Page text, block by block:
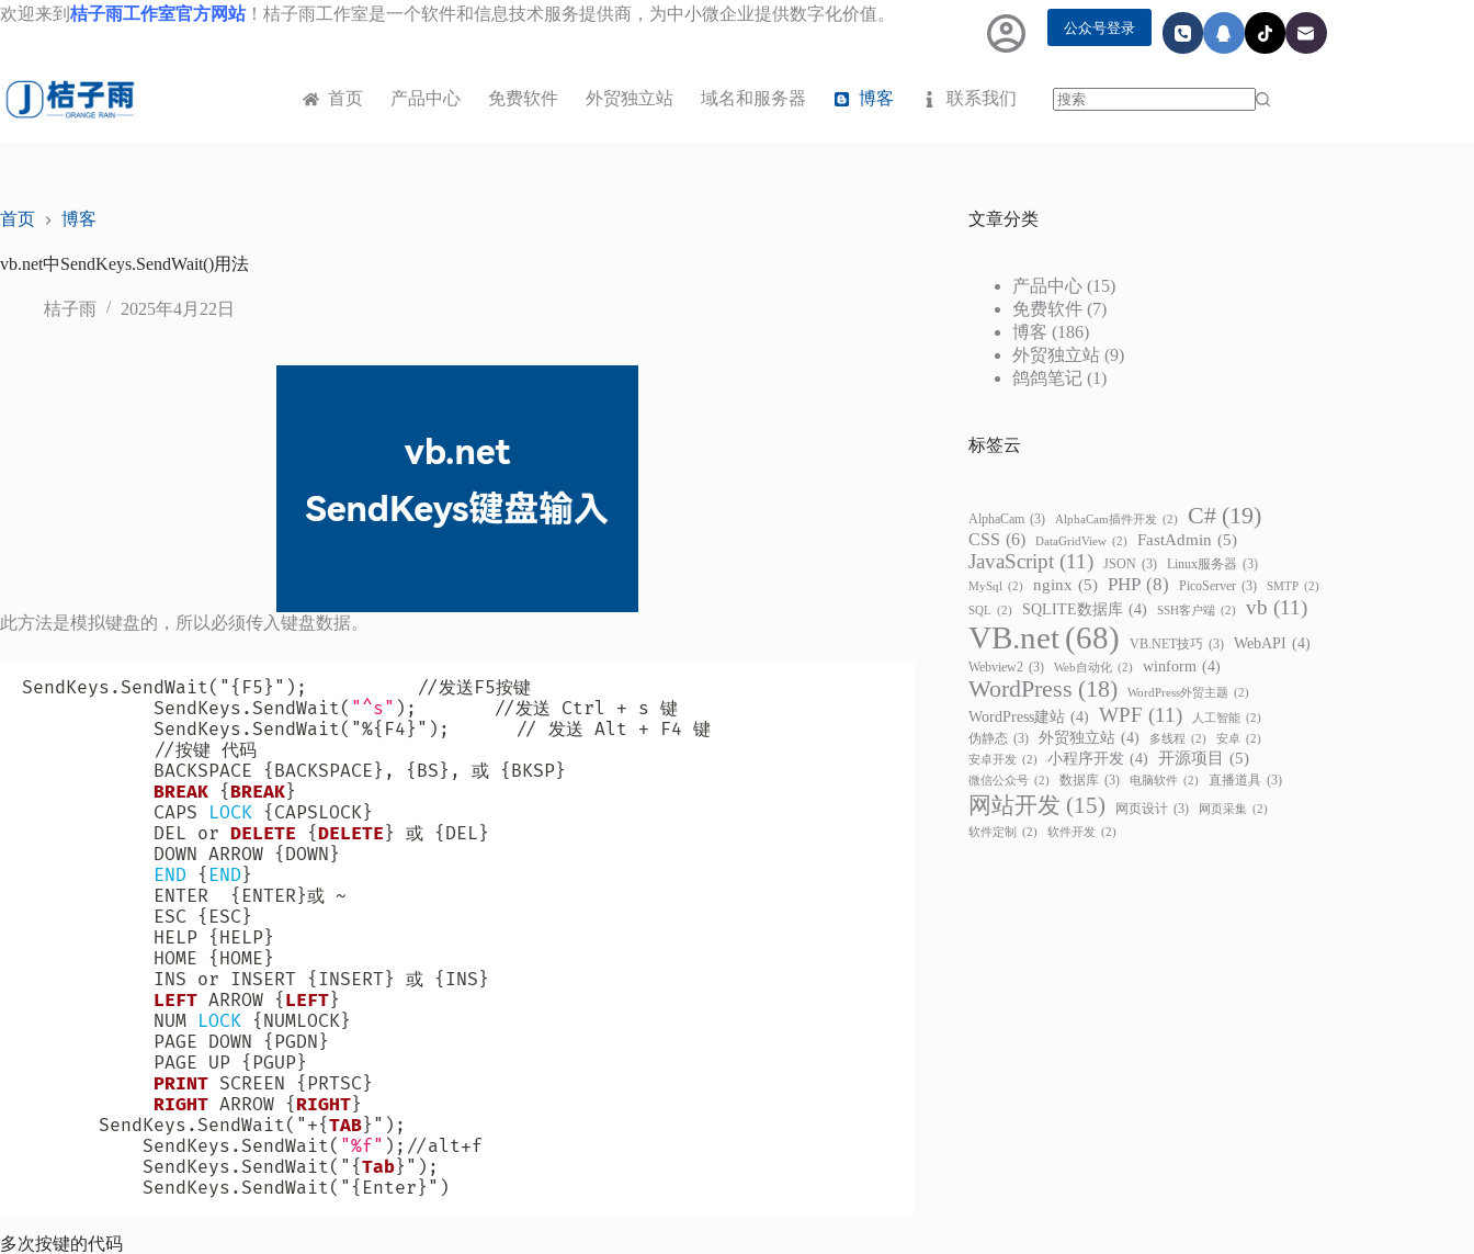
跳
容
欢迎来到 桔子雨工作室官方网站！桔子雨工作室是一个软件和信息技术服务提供商，为中小微企业提供数字化价值。
公众号登录
首页 产品中心 免费软件 外贸独立站 域名和服务器 博客
联系我们
首页 博客
vb.net中SendKeys.SendWait()用法
桔子雨 2025年4月22日
此方法是模拟键盘的，所以必须传入键盘数据。
SendKeys.SendWait( "{F5}" ) ; //发送F5按键
            SendKeys.SendWait
( "^s" ) ; //发送 Ctrl + s 键
            SendKeys.SendWait
( "%{F4}" ) ; // 发送 Alt + F4 键
//按键 代码
            BACKSPACE {BACKSPACE}
, {BS} ,
或 {BKSP}
BREAK { BREAK}
            CAPS
LOCK {CAPSLOCK}
            DEL
or DELETE { DELETE } 或 {DEL}
            DOWN ARROW {DOWN}
END { END }
            ENTER  {ENTER}或 ~
            ESC {ESC}
            HELP {HELP}
            HOME {HOME}
            INS
or INSERT {INSERT} 或 {INS}
LEFT ARROW { LEFT}
            NUM
LOCK {NUMLOCK}
            PAGE DOWN {PGDN}
            PAGE UP {PGUP}
PRINT SCREEN {PRTSC}
RIGHT ARROW { RIGHT}
	   SendKeys.SendWait
( " +{ TAB}" ) ;
           SendKeys.SendWait
( "%f" ) ; //alt+f
           SendKeys.SendWait
( "{ Tab}" ) ;
           SendKeys.SendWait
( "{Enter}" )
多次按键的代码
文章分类
产品中心 (15)
免费软件 (7)
博客 (186)
外贸独立站 (9)
鸽鸽笔记 (1)
标签云
AlphaCam (3) AlphaCam插件开发 (2) C# (19)
CSS (6) DataGridView (2) FastAdmin (5)
JavaScript (11) JSON (3) Linux服务器 (3)
MySql (2) nginx (5) PHP (8) PicoServer (3) SMTP (2)
SQL (2) SQLITE数据库 (4) SSH客户端 (2) vb (11)
VB.net(68) VB.NET技巧 (3) WebAPI (4)
Webview2 (3) Web自动化 (2) winform (4)
WordPress (18) WordPress外贸主题 (2)
WordPress建站 (4) WPF (11) 人工智能 (2)
伪静态 (3) 外贸独立站 (4) 多线程 (2) 安卓 (2)
安卓开发 (2) 小程序开发 (4) 开源项目 (5)
微信公众号 (2) 数据库 (3) 电脑软件 (2) 直播道具 (3)
网站开发 (15) 网页设计 (3) 网页采集 (2)
软件定制
(2) 软件开发 (2)